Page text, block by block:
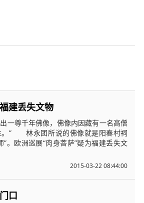
建丢失文物
一尊千年佛像，佛像内因藏有一名高僧
。” 林永团所说的佛像就是阳春村祠
”。欧洲巡展“肉身菩萨”疑为福建丢失文
2015-03-22 08:44:00
口